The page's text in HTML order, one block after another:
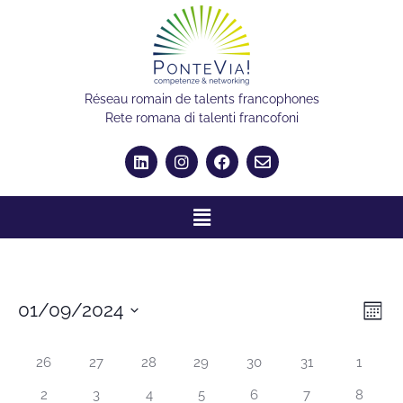
Réseau romain de talents francophones
Rete romana di talenti francofoni
Mese
01/09/2024
Calendario
26 27 28 29 30 31
1
2
3 4 5 6 7
8